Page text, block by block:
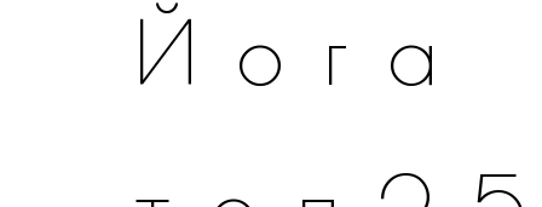
Йога